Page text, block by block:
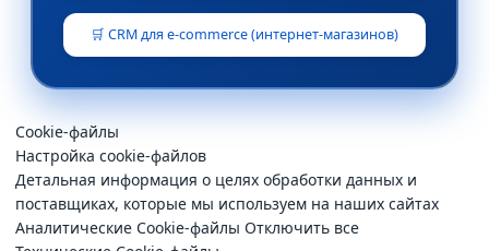
🛒 CRM для e-commerce (интернет-магазинов)
Cookie-файлы
Настройка cookie-файлов
Детальная информация о целях обработки данных и
поставщиках, которые мы используем на наших сайтах
Аналитические Cookie-файлы Отключить все